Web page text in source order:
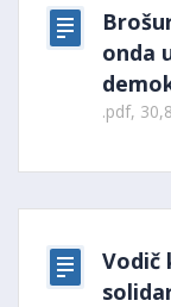
onda
.pdf,
Vodič